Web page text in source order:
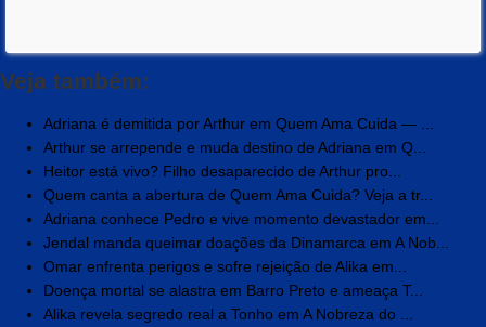
Veja também:
Adriana é demitida por Arthur em Quem Ama Cuida — ...
Arthur se arrepende e muda destino de Adriana em Q...
Heitor está vivo? Filho desaparecido de Arthur pro...
Quem canta a abertura de Quem Ama Cuida? Veja a tr...
Adriana conhece Pedro e vive momento devastador em...
Jendal manda queimar doações da Dinamarca em A Nob...
Omar enfrenta perigos e sofre rejeição de Alika em...
Doença mortal se alastra em Barro Preto e ameaça T...
Alika revela segredo real a Tonho em A Nobreza do ...